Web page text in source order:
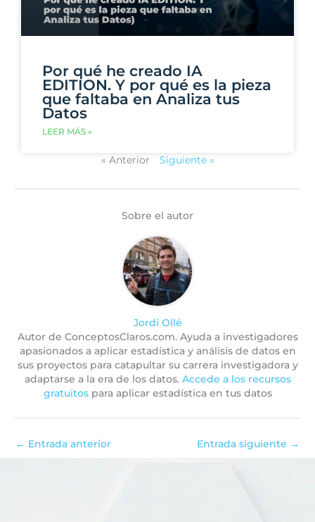
Por qué he creado IA
EDITION. Y por qué es la pieza
que faltaba en Analiza tus
Datos
LEER MÁS »
« Anterior Siguiente »
Sobre el autor
Jordi Ollé
Autor de ConceptosClaros.com. Ayuda a investigadores
apasionados a aplicar estadística y análisis de datos en
sus proyectos para catapultar su carrera investigadora y
adaptarse a la era de los datos. Accede a los recursos
gratuitospara aplicar estadística en tus datos
← Entrada anterior Entrada siguiente →